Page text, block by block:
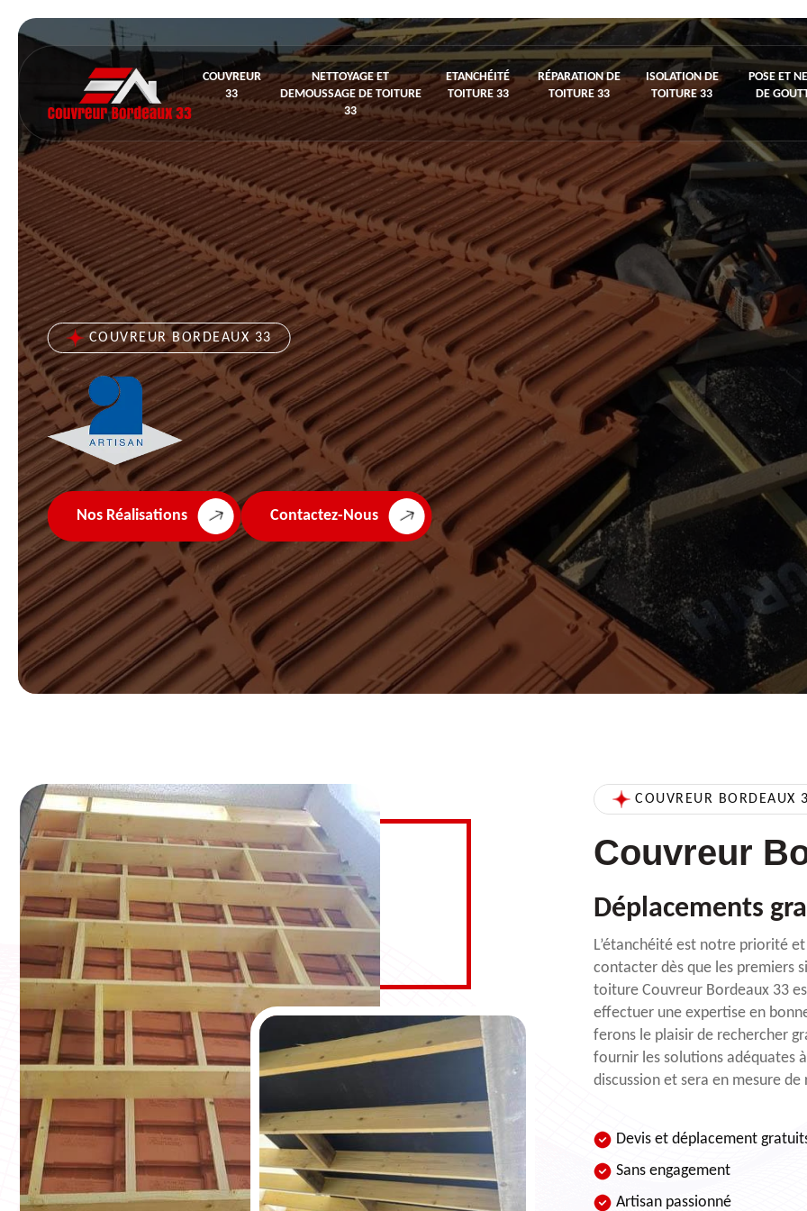
COUVREUR
33
NETTOYAGE ET
DEMOUSSAGE DE TOITURE
33
ETANCHÉITÉ
TOITURE 33
RÉPARATION DE
TOITURE 33
ISOLATION DE
TOITURE 33
POSE ET
DE
COUVREUR BORDEAUX 33
Nos Réalisations Contactez-Nous
COUVREUR BORDEAUX
Couvreur
Déplacements
L’étanchéité est notre priorité
contacter dès que les premiers
toiture Couvreur Bordeaux 33
effectuer une expertise en
ferons le plaisir de rechercher
fournir les solutions adéquates
discussion et sera en mesure
Devis et déplacement
Sans engagement
Artisan passionné